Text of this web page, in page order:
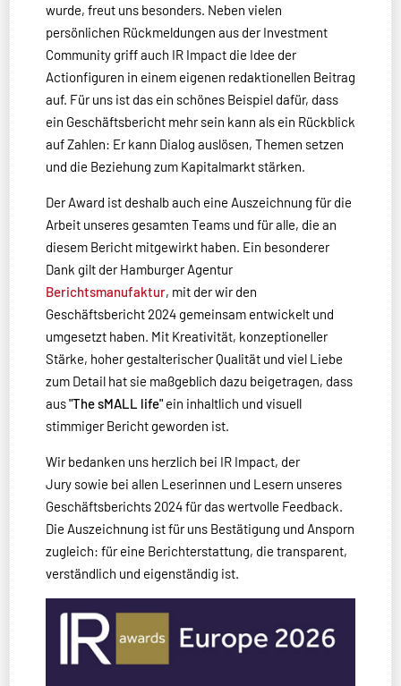
wurde, freut uns besonders. Neben vielen
persönlichen Rückmeldungen aus der Investment
Community griff auch IR Impact die Idee der
Actionfiguren in einem eigenen redaktionellen Beitrag
auf. Für uns ist das ein schönes Beispiel dafür, dass
ein Geschäftsbericht mehr sein kann als ein Rückblick
auf Zahlen: Er kann Dialog auslösen, Themen setzen
und die Beziehung zum Kapitalmarkt stärken.
Der Award ist deshalb auch eine Auszeichnung für die
Arbeit unseres gesamten Teams und für alle, die an
diesem Bericht mitgewirkt haben. Ein besonderer
Dank gilt der Hamburger Agentur
Berichtsmanufaktur, mit der wir den
Geschäftsbericht 2024 gemeinsam entwickelt und
umgesetzt haben. Mit Kreativität, konzeptioneller
Stärke, hoher gestalterischer Qualität und viel Liebe
zum Detail hat sie maßgeblich dazu beigetragen, dass
aus"The sMALL life" ein inhaltlich und visuell
stimmiger Bericht geworden ist.
Wir bedanken uns herzlich bei IR Impact, der
Jury sowie bei allen Leserinnen und Lesern unseres
Geschäftsberichts 2024 für das wertvolle Feedback.
Die Auszeichnung ist für uns Bestätigung und Ansporn
zugleich: für eine Berichterstattung, die transparent,
verständlich und eigenständig ist.